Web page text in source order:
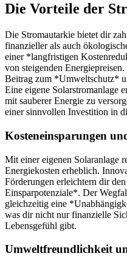
Die Vorteile der
Die Stromautarkie bietet dir
finanzieller als auch
einer *langfristigen
von steigenden
Beitrag zum *Umweltschutz*
Eine eigene Solarstromanlage
mit sauberer Energie zu
einer sinnvollen Investition in
Kosteneinsparungen
Mit einer eigenen Solaranlage
Energiekosten erheblich.
Förderungen erleichtern dir
Einsparpotenziale*. Der
gleichzeitig eine
was dir nicht nur finanzielle
Lebensgefühl gibt.
Umweltfreundlichkeit